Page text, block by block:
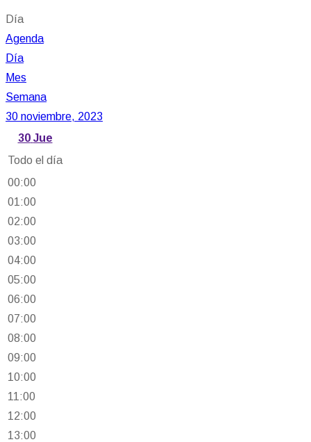
Día
Agenda
Día
Mes
Semana
30 noviembre, 2023
30 Jue
Todo el día
00:00
01:00
02:00
03:00
04:00
05:00
06:00
07:00
08:00
09:00
10:00
11:00
12:00
13:00